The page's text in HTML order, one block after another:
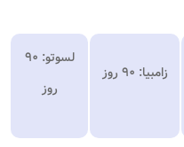
زامبیا: ۹۰ روز
لسوتو: ۹۰
روز